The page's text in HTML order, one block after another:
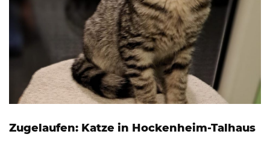
Zugelaufen: Katze in Hockenheim-Talhaus